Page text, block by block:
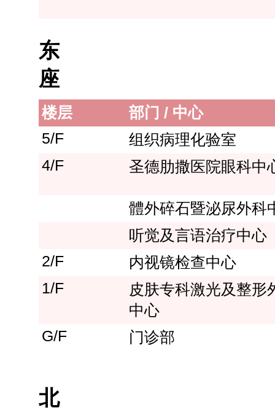
东
座
楼层
部门 / 中心
5/F
组织病理化验室
4/F
圣德肋撒医院眼科中
體外碎石暨泌尿外科
听觉及言语治疗中心
2/F
内视镜检查中心
1/F
皮肤专科激光及整形
中心
G/F
门诊部
北